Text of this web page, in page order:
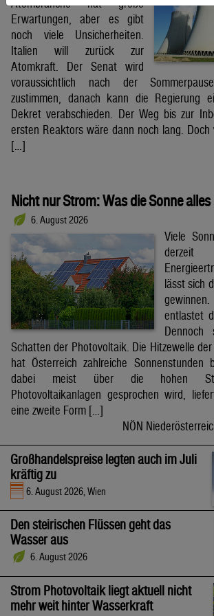
Atombranche hat große
Erwartungen, aber es gibt
noch viele Unsicherheiten.
Italien will zurück zur
Atomkraft. Der Senat wird
voraussichtlich nach der
zustimmen, danach kann die Regierung
Dekret verabschieden. Der Weg bis zur
ersten Reaktors wäre dann noch lang. Doch
[…]
Nicht nur Strom: Was die Sonne
6. August 2026
Viele
lässt sich
entlastet
Schatten der Photovoltaik. Die Hitzewelle
hat Österreich zahlreiche Sonnenstunden
dabei meist über die hohen
Photovoltaikanlagen gesprochen wird,
eine zweite Form […]
NÖN
Großhandelspreise legten auch im Juli
kräftig zu
6. August 2026, Wien
Den steirischen Flüssen geht das
Wasser aus
6. August 2026
Strom Photovoltaik liegt aktuell nicht
mehr weit hinter Wasserkraft